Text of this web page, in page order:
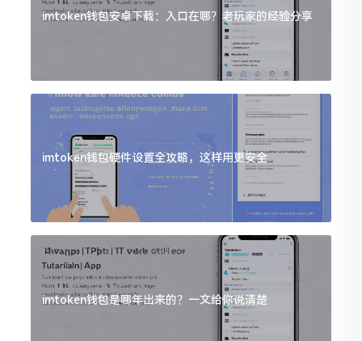
imtoken钱包安卓下载：入口在哪？老玩家的经验分享
imtoken钱包硬件设置全攻略，这样用更安全
imtoken钱包是哪年出来的？一文给你说清楚